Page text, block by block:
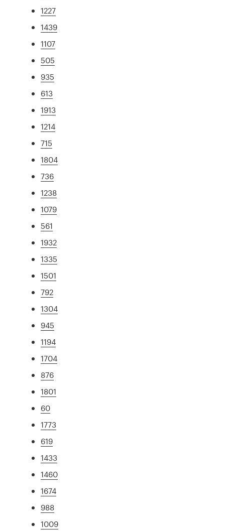
1227
1439
1107
505
935
613
1913
1214
715
1804
736
1238
1079
561
1932
1335
1501
792
1304
945
1194
1704
876
1801
60
1773
619
1433
1460
1674
988
1009